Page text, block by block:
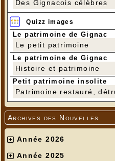
Des Gignacois célèbres
Quizz images
Le patrimoine de Gignac
Le petit patrimoine
Le patrimoine de Gignac
Histoire et patrimoine
Petit patrimoine insolite
Patrimoine restauré,
Archives des Nouvelles
Année 2026
Année 2025